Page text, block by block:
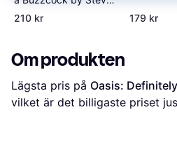
Diggle (Inbunden)
210 kr 179 kr
Om produkten
Lägsta pris på Oasis:
vilket är det billigaste priset